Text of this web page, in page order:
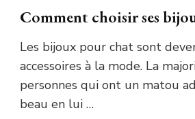
Comment choisir ses
Les bijoux pour chat sont
accessoires à la mode. La
personnes qui ont un matou
beau en lui …